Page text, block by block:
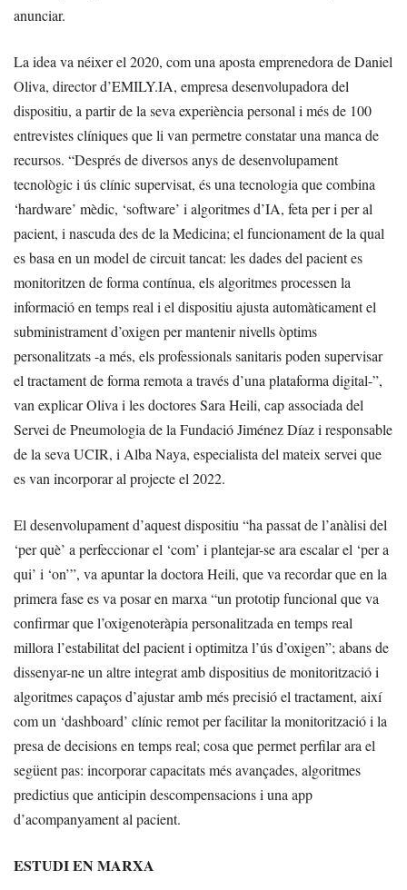
anunciar.
La idea va néixer el 2020, com una aposta emprenedora de Daniel
Oliva, director d’EMILY.IA, empresa desenvolupadora del
dispositiu, a partir de la seva experiència personal i més de 100
entrevistes clíniques que li van permetre constatar una manca de
recursos. “Després de diversos anys de desenvolupament
tecnològic i ús clínic supervisat, és una tecnologia que combina
‘hardware’ mèdic, ‘software’ i algoritmes d’IA, feta per i per al
pacient, i nascuda des de la Medicina; el funcionament de la qual
es basa en un model de circuit tancat: les dades del pacient es
monitoritzen de forma contínua, els algoritmes processen la
informació en temps real i el dispositiu ajusta automàticament el
subministrament d’oxigen per mantenir nivells òptims
personalitzats -a més, els professionals sanitaris poden supervisar
el tractament de forma remota a través d’una plataforma digital-”,
van explicar Oliva i les doctores Sara Heili, cap associada del
Servei de Pneumologia de la Fundació Jiménez Díaz i responsable
de la seva UCIR, i Alba Naya, especialista del mateix servei que
es van incorporar al projecte el 2022.
El desenvolupament d’aquest dispositiu “ha passat de l’anàlisi del
‘per què’ a perfeccionar el ‘com’ i plantejar-se ara escalar el ‘per a
qui’ i ‘on’”, va apuntar la doctora Heili, que va recordar que en la
primera fase es va posar en marxa “un prototip funcional que va
confirmar que l’oxigenoteràpia personalitzada en temps real
millora l’estabilitat del pacient i optimitza l’ús d’oxigen”; abans de
dissenyar-ne un altre integrat amb dispositius de monitorització i
algoritmes capaços d’ajustar amb més precisió el tractament, així
com un ‘dashboard’ clínic remot per facilitar la monitorització i la
presa de decisions en temps real; cosa que permet perfilar ara el
següent pas: incorporar capacitats més avançades, algoritmes
predictius que anticipin descompensacions i una app
d’acompanyament al pacient.
ESTUDI EN MARXA